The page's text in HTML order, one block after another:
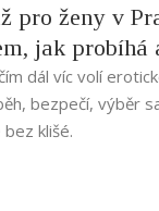
pro ženy v
jak
dál víc volí
bezpečí, výběr
klišé.